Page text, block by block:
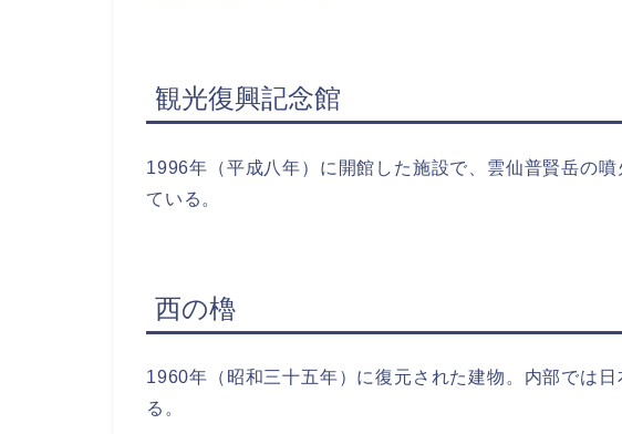
観光復興記念館
1996年（平成八年）に開館した施設で、雲仙普賢岳の
ている。
西の櫓
1960年（昭和三十五年）に復元された建物。内部では
る。